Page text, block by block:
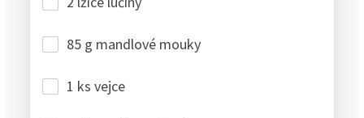
85 g mandlové mouky
1 ks vejce